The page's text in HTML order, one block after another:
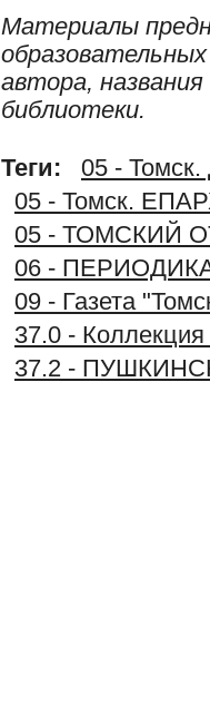
Материалы
автора,
библиотеки.
Теги:
05 -
05 - Томск.
05 - ТОМСКИЙ
06 -
09 - Газета
37.0 -
37.2 -